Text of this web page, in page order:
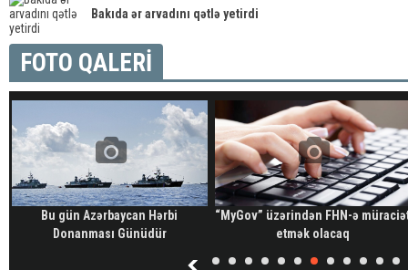
Bakıda ər arvadını qətlə yetirdi
FOTO QALERİ
Bu gün Azərbaycan Hərbi
Donanması Günüdür
“MyGov” üzərindən FHN-ə
etmək olacaq